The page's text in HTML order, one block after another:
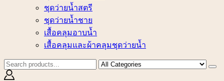
ชุดว่ายน้ำสตรี
ชุดว่ายน้ำชาย
เสื้อคลุมอาบน้ำ
เสื้อคลุมและผ้าคลุมชุดว่ายน้ำ